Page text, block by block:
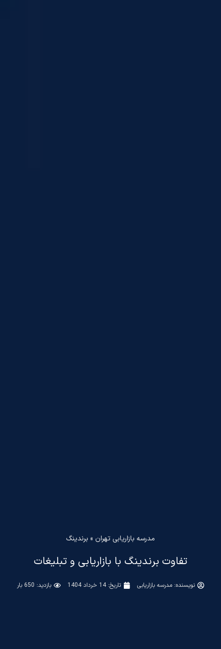
مدرسه بازاریابی تهران » برندینگ
تفاوت برندینگ با بازاریابی و تبلیغات
نویسنده: مدرسه بازاریابی تاریخ:14 خرداد 1404 بازدید: 650 بار